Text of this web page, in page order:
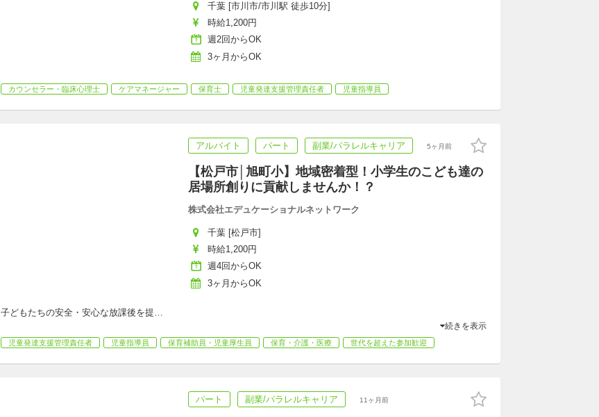
千葉 [市川市/市川駅 徒歩10分]
時給1,200円
週2回からOK
3ヶ月からOK
カウンセラー・臨床心理士 ケアマネージャー 保育士 児童発達支援管理責任者 児童指導員
アルバイト パート 副業/パラレルキャリア 5ヶ月前
【松戸市│旭町小】地域密着型！小学生のこども達の
居場所創りに貢献しませんか！？
株式会社エデュケーショナルネットワーク
千葉 [松戸市]
時給1,200円
週4回からOK
3ヶ月からOK
子どもたちの安全・安心な放課後を提…
続きを表示
児童発達支援管理責任者 児童指導員 保育補助員・児童厚生員 保育・介護・医療 世代を超えた参加歓迎
パート 副業/パラレルキャリア 11ヶ月前